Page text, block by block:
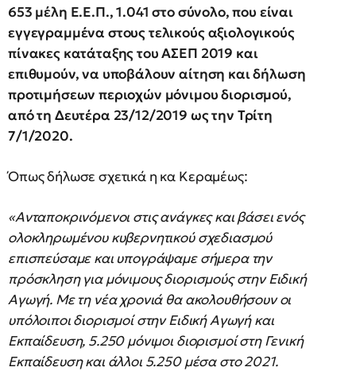
653 μέλη Ε.Ε.Π., 1.041 στο σύνολο, που είναι
εγγεγραμμένα στους τελικούς αξιολογικούς
πίνακες κατάταξης του ΑΣΕΠ 2019 και
επιθυμούν, να υποβάλουν αίτηση και δήλωση
προτιμήσεων περιοχών μόνιμου διορισμού,
από τη Δευτέρα 23/12/2019 ως την Τρίτη
7/1/2020.
Όπως δήλωσε σχετικά η κα Κεραμέως:
«Ανταποκρινόμενοι στις ανάγκες και βάσει ενός
ολοκληρωμένου κυβερνητικού σχεδιασμού
επισπεύσαμε και υπογράψαμε σήμερα την
πρόσκληση για μόνιμους διορισμούς στην Ειδική
Αγωγή. Με τη νέα χρονιά θα ακολουθήσουν οι
υπόλοιποι διορισμοί στην Ειδική Αγωγή και
Εκπαίδευση, 5.250 μόνιμοι διορισμοί στη Γενική
Εκπαίδευση και άλλοι 5.250 μέσα στο 2021.